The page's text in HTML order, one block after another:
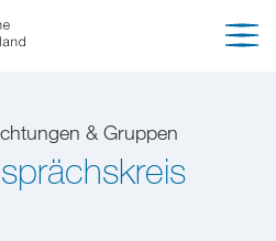
& Gruppen